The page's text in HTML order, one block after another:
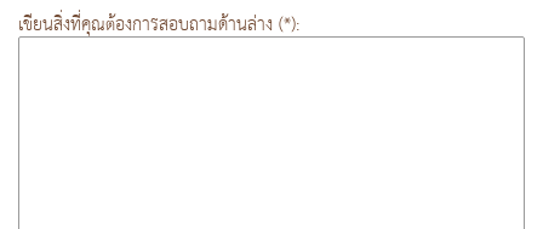
เขียนสิ่งที่คุณต้องการสอบถามด้านล่าง (*):